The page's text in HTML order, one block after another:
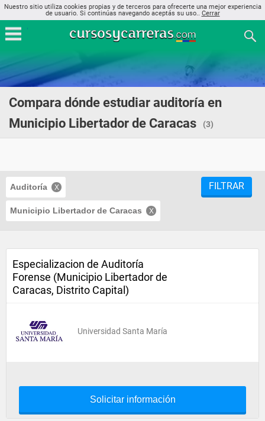
Nuestro sitio utiliza cookies propias y de terceros para ofrecerte una mejor experiencia
de usuario. Si continúas navegando aceptás su uso.. Cerrar
Compara dónde estudiar auditoría en
Municipio Libertador de Caracas
(3)
Auditoría
Municipio Libertador de Caracas
FILTRAR
Especializacion de Auditoría
Forense (Municipio Libertador de
Caracas, Distrito Capital)
Universidad Santa María
Solicitar información